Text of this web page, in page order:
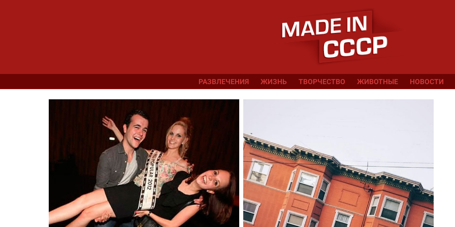
РАЗВЛЕЧЕНИЯ ЖИЗНЬ ТВОРЧЕСТВО ЖИВОТНЫЕ НОВОСТИ